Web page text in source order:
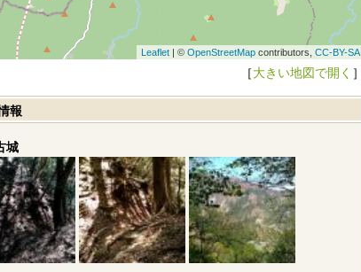
Leaflet| © OpenStreetMapcontributors, CC-BY-SA
［大きい地図で開く ］
報
城